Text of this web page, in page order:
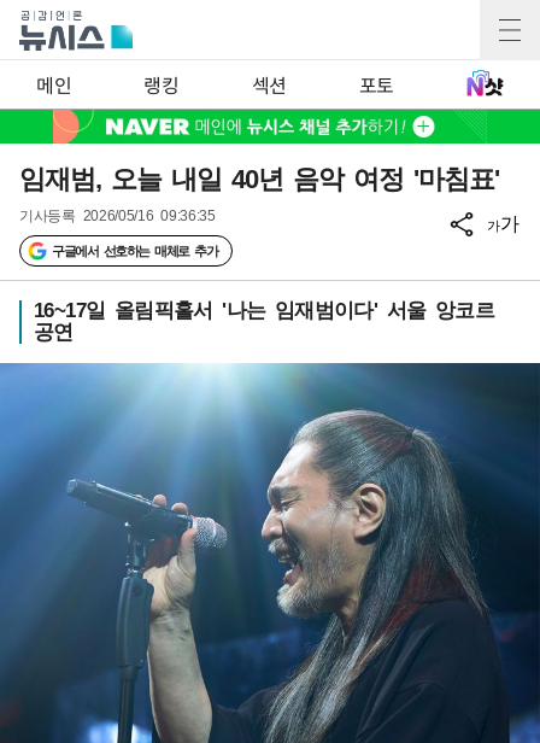
메인 랭킹 섹션 포토
임재범, 오늘 내일 40년 음악 여정 '마침표'
기사등록 2026/05/16 09:36:35
구글에서 선호하는 매체로 추가
가가
16~17일 올림픽홀서 '나는 임재범이다' 서울 앙코르
공연